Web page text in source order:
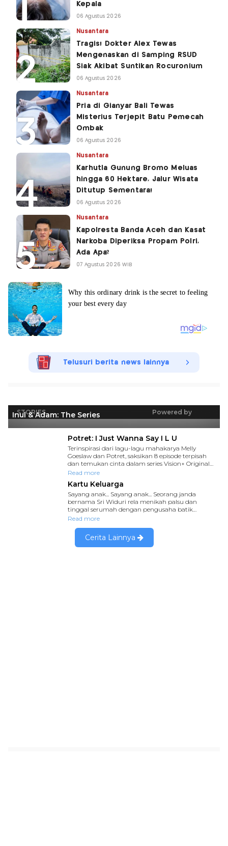
Kepala
06 Agustus 2026
Nusantara
Tragis! Dokter Alex Tewas
Mengenaskan di Samping RSUD
Siak Akibat Suntikan Rocuronium
06 Agustus 2026
Nusantara
Pria di Gianyar Bali Tewas
Misterius Terjepit Batu Pemecah
Ombak
06 Agustus 2026
Nusantara
Karhutla Gunung Bromo Meluas
hingga 60 Hektare, Jalur Wisata
Ditutup Sementara!
06 Agustus 2026
Nusantara
Kapolresta Banda Aceh dan Kasat
Narkoba Diperiksa Propam Polri,
Ada Apa?
07 Agustus 2026 WIB
Telusuri berita news lainnya